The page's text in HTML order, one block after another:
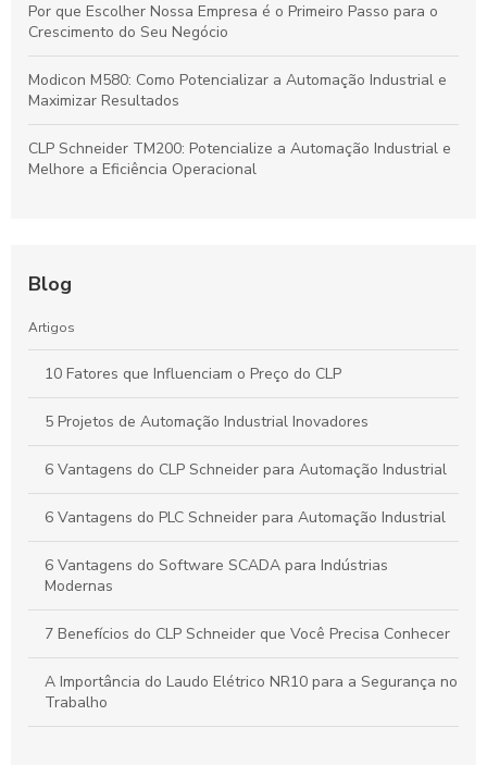
Por que Escolher Nossa Empresa é o Primeiro Passo para o
Crescimento do Seu Negócio
Modicon M580: Como Potencializar a Automação Industrial e
Maximizar Resultados
CLP Schneider TM200: Potencialize a Automação Industrial e
Melhore a Eficiência Operacional
Blog
Artigos
10 Fatores que Influenciam o Preço do CLP
5 Projetos de Automação Industrial Inovadores
6 Vantagens do CLP Schneider para Automação Industrial
6 Vantagens do PLC Schneider para Automação Industrial
6 Vantagens do Software SCADA para Indústrias
Modernas
7 Benefícios do CLP Schneider que Você Precisa Conhecer
A Importância do Laudo Elétrico NR10 para a Segurança no
Trabalho